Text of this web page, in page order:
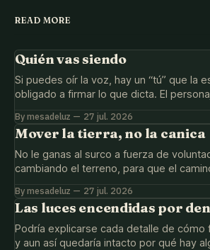
READ MORE
Quién vas siendo
Si puedes oír la voz, hay un “tú” que la
obligado a firmar lo que dicta. El
By mesadeluz 27 jul. 2026
Mover la tierra, no la canica
No le ganas al surco a fuerza de
cambiando el terreno, para que el
By mesadeluz 27 jul. 2026
Las luces encendidas por
Podría explicarse cada detalle de cómo
y aun así quedaría intacto por qué hay